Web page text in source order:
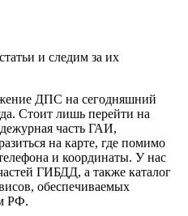
и следим за их
ДПС на сегодняшний
Стоит лишь перейти на
часть ГАИ,
на карте, где помимо
и координаты. У нас
ГИБДД, а также каталог
обеспечиваемых
РФ.